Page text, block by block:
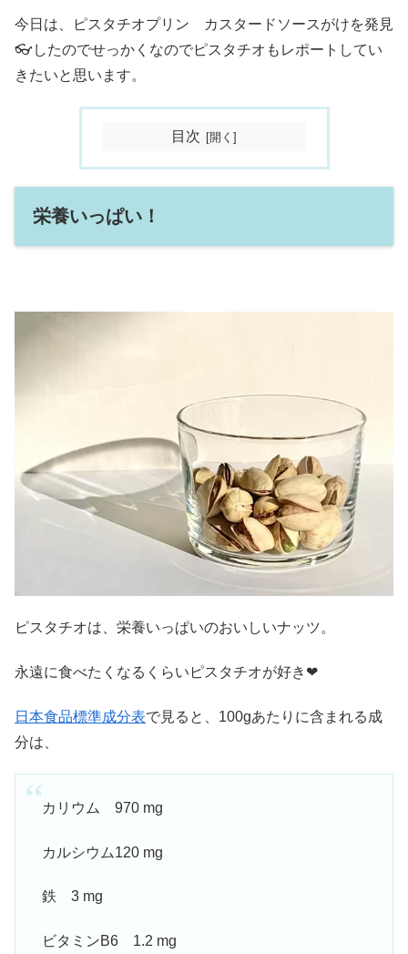
今日は、ピスタチオプリン カスタードソースがけを発見
👓したのでせっかくなのでピスタチオもレポートしてい
きたいと思います。
目次
栄養いっぱい！
ピスタチオは、栄養いっぱいのおいしいナッツ。
永遠に食べたくなるくらいピスタチオが好き❤
日本食品標準成分表で見ると、100gあたりに含まれる成
分は、
カリウム 970 mg
カルシウム120 mg
鉄 3 mg
ビタミンB6 1.2 mg